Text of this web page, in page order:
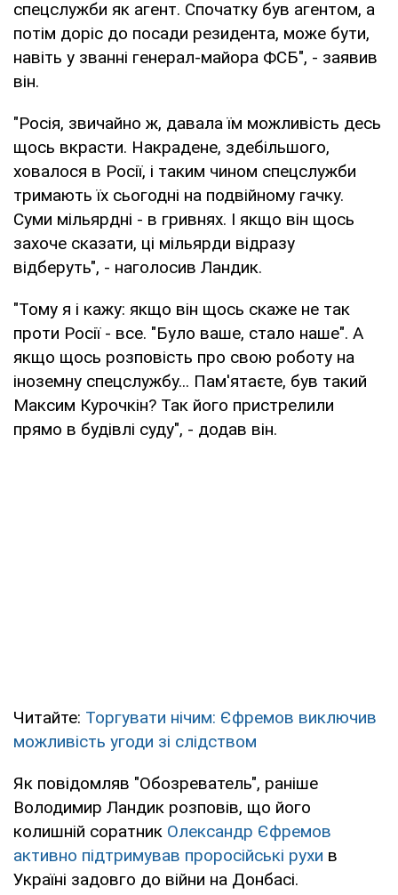
спецслужби як агент. Спочатку був агентом, а
потім доріс до посади резидента, може бути,
навіть у званні генерал-майора ФСБ", - заявив
він.
"Росія, звичайно ж, давала їм можливість десь
щось вкрасти. Накрадене, здебільшого,
ховалося в Росії, і таким чином спецслужби
тримають їх сьогодні на подвійному гачку.
Суми мільярдні - в гривнях. І якщо він щось
захоче сказати, ці мільярди відразу
відберуть", - наголосив Ландик.
"Тому я і кажу: якщо він щось скаже не так
проти Росії - все. "Було ваше, стало наше". А
якщо щось розповість про свою роботу на
іноземну спецслужбу... Пам'ятаєте, був такий
Максим Курочкін? Так його пристрелили
прямо в будівлі суду", - додав він.
Читайте: Торгувати нічим: Єфремов виключив
можливість угоди зі слідством
Як повідомляв "Обозреватель", раніше
Володимир Ландик розповів, що його
колишній соратник Олександр Єфремов
активно підтримував проросійські рухи в
Україні задовго до війни на Донбасі.